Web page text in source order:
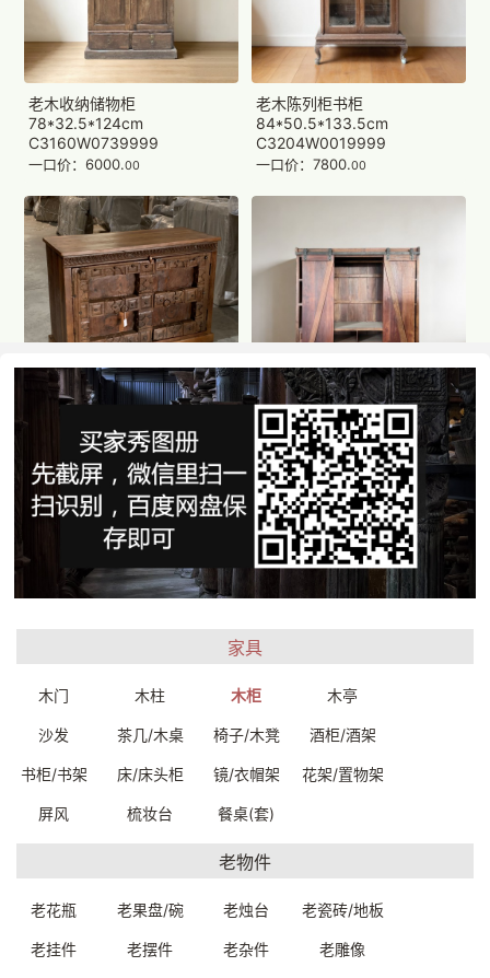
老木收纳储物柜
78*32.5*124cm
C3160W0739999
一口价：6000.00
老木陈列柜书柜
84*50.5*133.5cm
C3204W0019999
一口价：7800.00
雕花边柜收纳储物柜
133*57*95cm
C3168W0089999
一口价：6350. 00
实木衣柜收纳储物柜
180.5*53.5*200cm
C3480W0529999
一口价：19500.00
257*72*94cm
一口价：26000.00
C3440W0139999
家具
木门 木柱 木柜 木亭
沙发 茶几/木桌 椅子/木凳 酒柜/酒架
书柜/书架 床/床头柜 镜/衣帽架 花架/置物架
屏风 梳妆台 餐桌(套)
老物件
老花瓶 老果盘/碗 老烛台 老瓷砖/地板
老挂件 老摆件 老杂件 老雕像